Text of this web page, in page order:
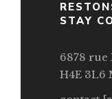
STAY
6878 rue
H4E 3L6